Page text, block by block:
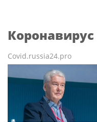
Коронавирус
Covid.russia24.pro